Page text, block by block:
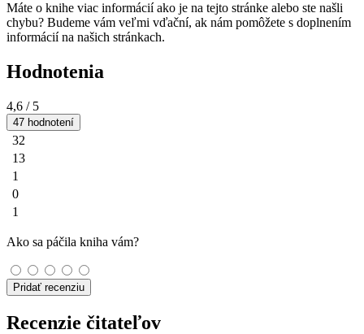
Máte o knihe viac informácií ako je na tejto stránke alebo ste našli
chybu? Budeme vám veľmi vďační, ak nám pomôžete s doplnením
informácií na našich stránkach.
Hodnotenia
4,6 / 5
47 hodnotení
32
13
1
0
1
Ako sa páčila kniha vám?
Pridať recenziu
Recenzie čitateľov